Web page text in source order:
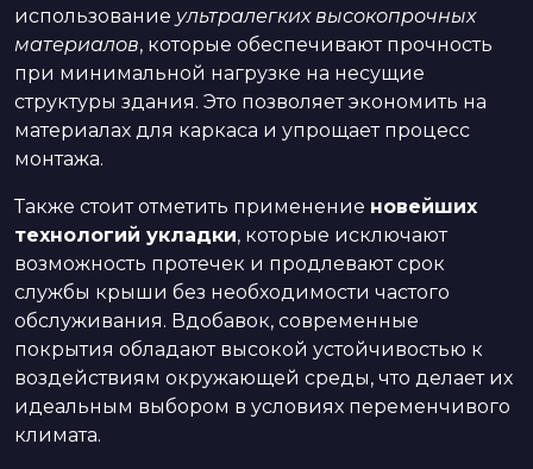
использование ультралегких высокопрочных
материалов, которые обеспечивают прочность
при минимальной нагрузке на несущие
структуры здания. Это позволяет экономить на
материалах для каркаса и упрощает процесс
монтажа.
Также стоит отметить применение новейших
технологий укладки, которые исключают
возможность протечек и продлевают срок
службы крыши без необходимости частого
обслуживания. Вдобавок, современные
покрытия обладают высокой устойчивостью к
воздействиям окружающей среды, что делает их
идеальным выбором в условиях переменчивого
климата.